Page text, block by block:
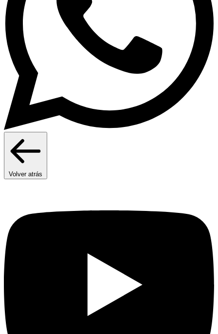
Volver atrás